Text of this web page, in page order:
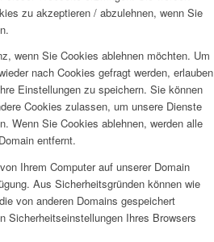
zu akzeptieren / abzulehnen, wenn Sie
wenn Sie Cookies ablehnen möchten. Um
nach Cookies gefragt werden, erlauben
Einstellungen zu speichern. Sie können
Cookies zulassen, um unsere Dienste
Wenn Sie Cookies ablehnen, werden alle
entfernt.
Ihrem Computer auf unserer Domain
Aus Sicherheitsgründen können wie
von anderen Domains gespeichert
Sicherheitseinstellungen Ihres Browsers